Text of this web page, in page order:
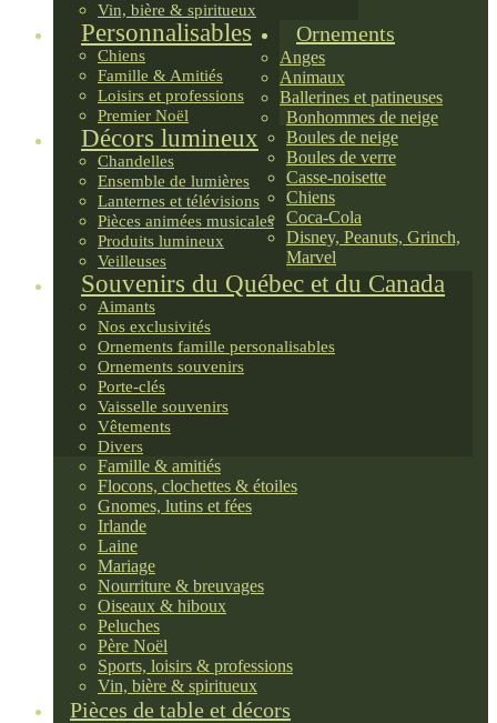
Vin, bière & spiritueux
Personnalisables
Chiens
Famille & Amitiés
Loisirs et professions
Premier Noël
Décors lumineux
Chandelles
Ensemble de lumières
Lanternes et télévisions
Pièces animées musicales
Produits lumineux
Veilleuses
Souvenirs du Québec et du Canada
Aimants
Nos exclusivités
Ornements famille personalisables
Ornements souvenirs
Porte-clés
Vaisselle souvenirs
Vêtements
Divers
Ornements
Anges
Animaux
Ballerines et patineuses
Bonhommes de neige
Boules de neige
Boules de verre
Casse-noisette
Chiens
Coca-Cola
Disney, Peanuts, Grinch,
Marvel
Famille & amitiés
Flocons, clochettes & étoiles
Gnomes, lutins et fées
Irlande
Laine
Mariage
Nourriture & breuvages
Oiseaux & hiboux
Peluches
Père Noël
Sports, loisirs & professions
Vin, bière & spiritueux
Pièces de table et décors